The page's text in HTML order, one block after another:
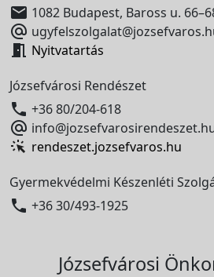
 1082 Budapest, Baross u.

 Nyitvatartás
Józsefvárosi Rendészet
 +36 80/204-618

rendeszet.jozsefvaros.hu
Gyermekvédelmi Készenléti
 +36 30/493-1925
Józsefvárosi